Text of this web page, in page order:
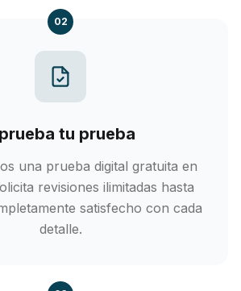
02
tu prueba
una prueba digital gratuita en
revisiones ilimitadas hasta
satisfecho con cada
detalle.